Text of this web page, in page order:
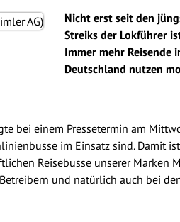
Nicht erst seit den
Streiks der Lokführer
Immer mehr Reisende
Deutschland nutzen
bei einem Pressetermin am
im Einsatz sind. Damit
Reisebusse unserer Marken
und natürlich auch bei